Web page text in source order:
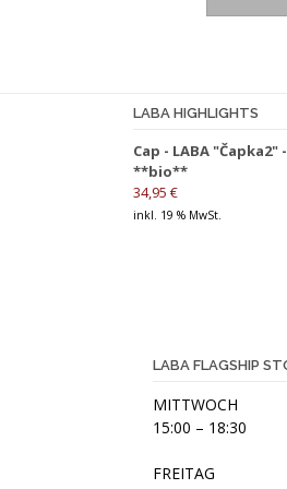
LABA HIGHLIGHTS
Cap - LABA "Čapka2"
**bio**
34,95 €
inkl. 19 % MwSt.
LABA FLAGSHIP
MITTWOCH
15:00 – 18:30
FREITAG